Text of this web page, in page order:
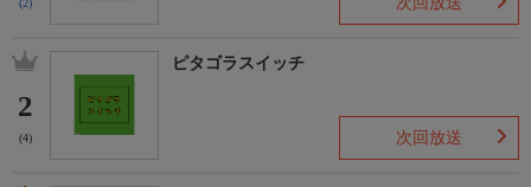
(2)
2
(4)
ピタゴラスイッチ
次回放送